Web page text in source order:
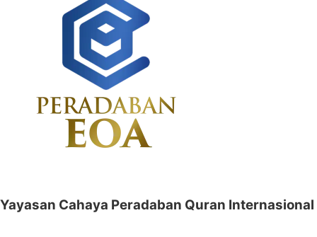
Yayasan Cahaya Peradaban Quran Internasional